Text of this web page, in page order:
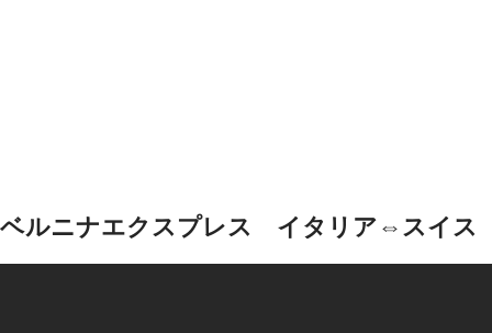
ベルニナエクスプレス イタリア⇔スイス